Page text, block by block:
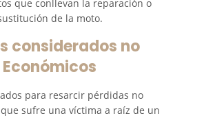
que conllevan la reparación o
de la moto.
considerados no
Económicos
para resarcir pérdidas no
sufre una víctima a raíz de un